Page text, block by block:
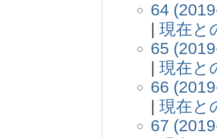
64
| 現在と
65
| 現在と
66
| 現在と
67